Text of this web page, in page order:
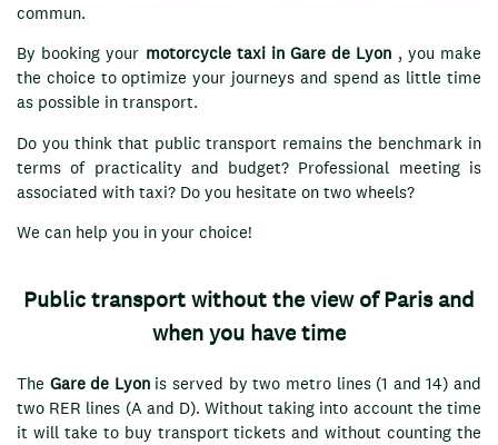
commun.
By booking your motorcycle taxi in Gare de Lyon , you make
the choice to optimize your journeys and spend as little time
as possible in transport.
Do you think that public transport remains the benchmark in
terms of practicality and budget? Professional meeting is
associated with taxi? Do you hesitate on two wheels?
We can help you in your choice!
Public transport without the view of Paris and
when you have time
The Gare de Lyon is served by two metro lines (1 and 14) and
two RER lines (A and D). Without taking into account the time
it will take to buy transport tickets and without counting the